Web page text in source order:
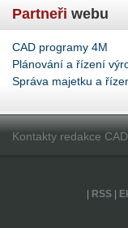
Partneři webu
CAD programy 4M
Plánování a řízení
Správa majetku a
Kontakty redakce CAD
RSS|